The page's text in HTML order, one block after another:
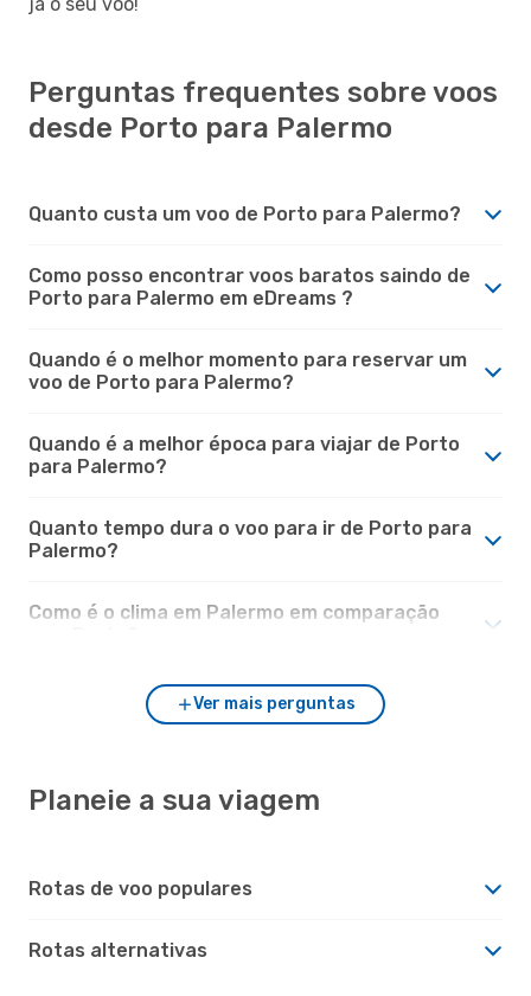
Perguntas frequentes sobre voos
desde Porto para Palermo
Quanto custa um voo de Porto para Palermo?
Como posso encontrar voos baratos saindo de
Porto para Palermo em eDreams ?
Quando é o melhor momento para reservar um
voo de Porto para Palermo?
Quando é a melhor época para viajar de Porto
para Palermo?
Quanto tempo dura o voo para ir de Porto para
Palermo?
Como é o clima em Palermo em comparação
Ver mais perguntas
Planeie a sua viagem
Rotas de voo populares
Rotas alternativas